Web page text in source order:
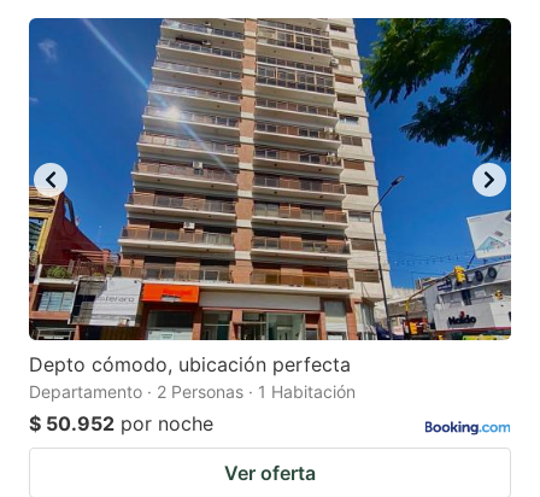
Depto cómodo, ubicación perfecta
Departamento · 2 Personas · 1 Habitación
$ 50.952 por noche
Ver oferta